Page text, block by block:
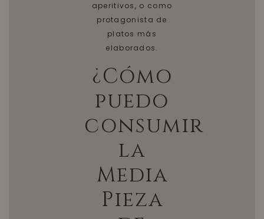
aperitivos, o como
protagonista de
platos más
elaborados.
¿Cómo
puedo
consumir
la
Media
Pieza